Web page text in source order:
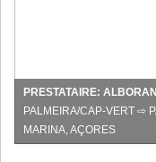
Cap-
Vert
avec
Alboran
PRESTATAIRE:
PALMEIRA/CAP-VERT ⇨
MARINA, AÇORES